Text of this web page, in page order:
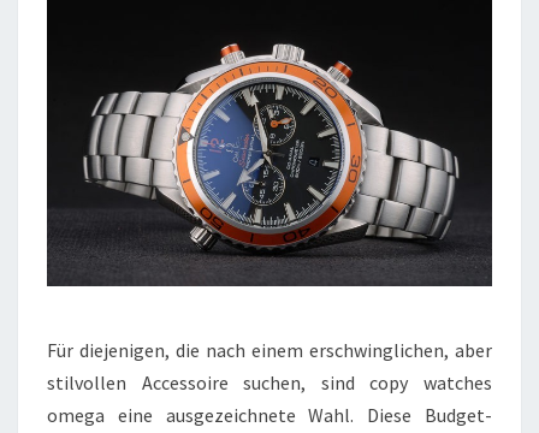
Für diejenigen, die nach einem erschwinglichen, aber
stilvollen Accessoire suchen, sind copy watches
omega eine ausgezeichnete Wahl. Diese Budget-